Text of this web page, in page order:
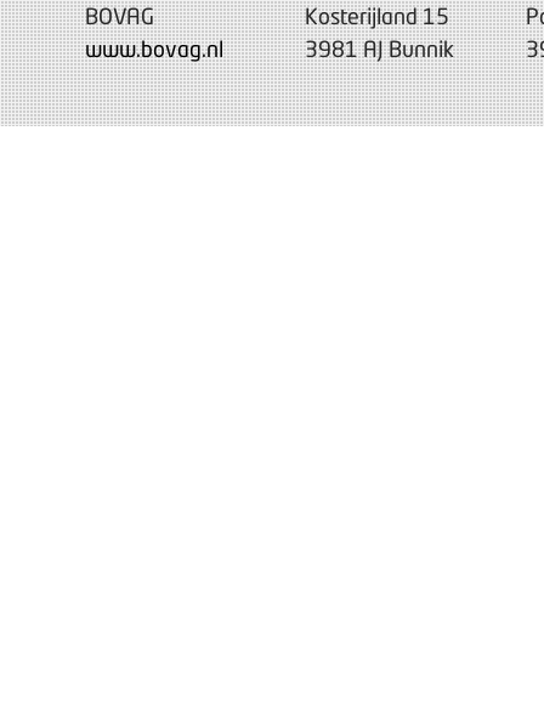
BOVAG
www.bovag.nl
Kosterijland 15
3981 AJ Bunnik